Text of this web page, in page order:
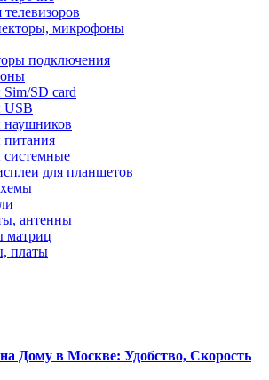
микрофоны
подключения
SD card
USB
наушников
питания
системные
для планшетов
антенны
платы
Дому в Москве: Удобство, Скорость